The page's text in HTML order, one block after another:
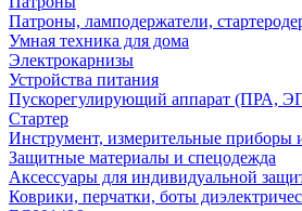
Патроны, ламподержатели,
Умная техника для дома
Электрокарнизы
Устройства питания
Пускорегулирующий аппарат (ПРА,
Стартер
Инструмент, измерительные приборы
Защитные материалы и спецодежда
Аксессуары для индивидуальной
Коврики, перчатки, боты